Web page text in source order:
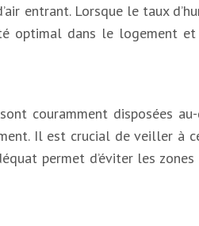
entrant. Lorsque le taux
optimal dans le logement
couramment disposées
Il est crucial de veiller à
permet d’éviter les